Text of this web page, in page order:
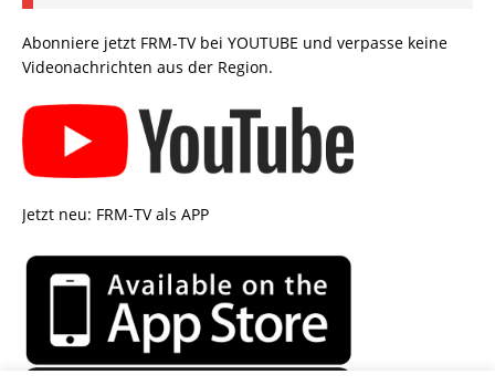
Abonniere jetzt FRM-TV bei YOUTUBE und verpasse keine
Videonachrichten aus der Region.
Jetzt neu: FRM-TV als APP